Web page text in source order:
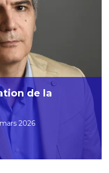
de la
2026